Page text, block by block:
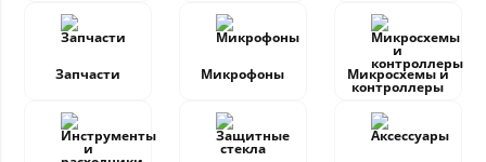
Запчасти Микрофоны Микросхемы и
контроллеры